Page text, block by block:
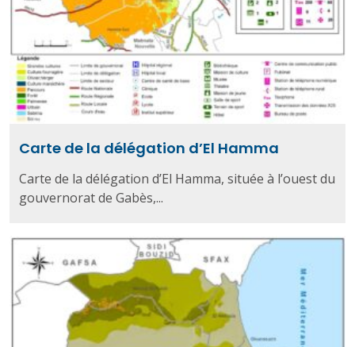
Carte de la délégation d’El Hamma
Carte de la délégation d’El Hamma, située à l’ouest du
gouvernorat de Gabès,...